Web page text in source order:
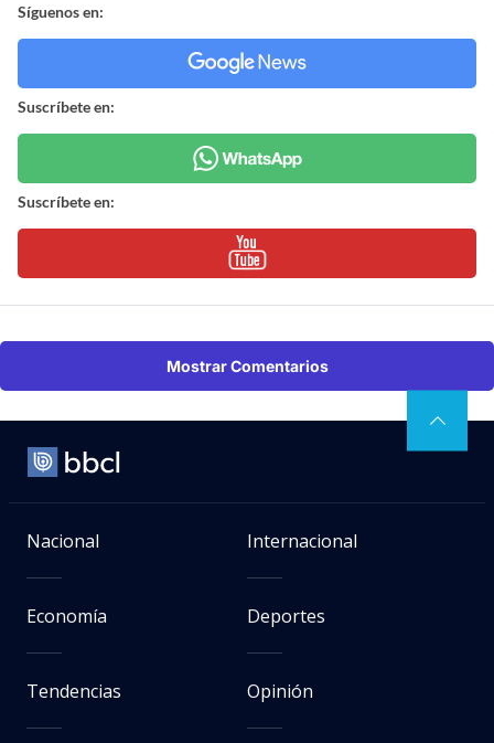
Síguenos en:
Suscríbete en:
Suscríbete en:
Mostrar Comentarios
Nacional Internacional
Economía Deportes
Tendencias Opinión